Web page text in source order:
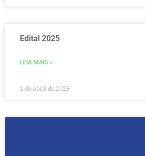
Edital 2025
LEIA MAIS »
2 de abril de 2025